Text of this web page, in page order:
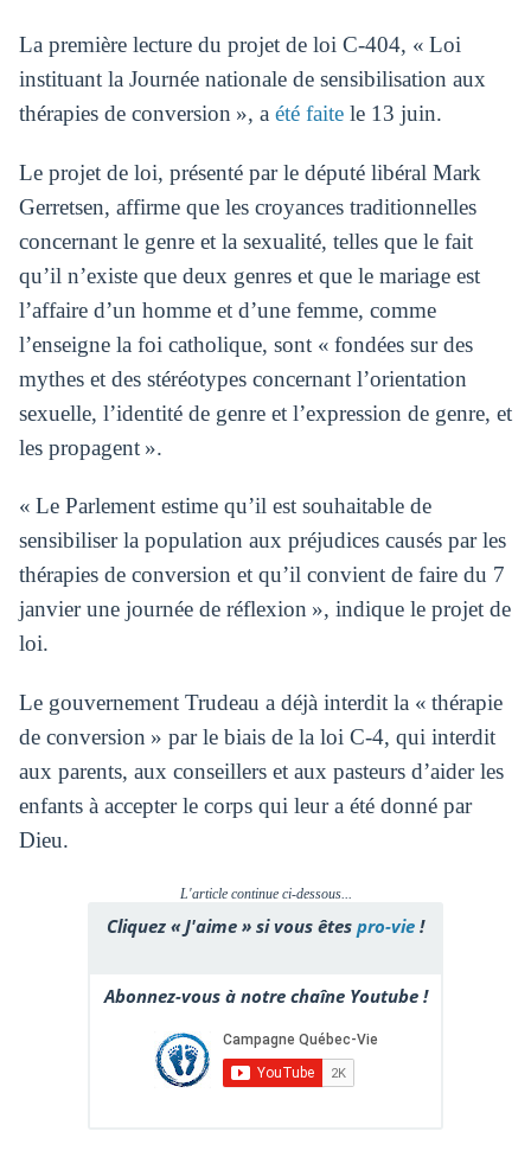
La première lecture du projet de loi C-404, « Loi
instituant la Journée nationale de sensibilisation aux
thérapies de conversion », a été faitele 13 juin.
Le projet de loi, présenté par le député libéral Mark
Gerretsen, affirme que les croyances traditionnelles
concernant le genre et la sexualité, telles que le fait
qu’il n’existe que deux genres et que le mariage est
l’affaire d’un homme et d’une femme, comme
l’enseigne la foi catholique, sont « fondées sur des
mythes et des stéréotypes concernant l’orientation
sexuelle, l’identité de genre et l’expression de genre, et
les propagent ».
« Le Parlement estime qu’il est souhaitable de
sensibiliser la population aux préjudices causés par les
thérapies de conversion et qu’il convient de faire du 7
janvier une journée de réflexion », indique le projet de
loi.
Le gouvernement Trudeau a déjà interdit la « thérapie
de conversion » par le biais de la loi C-4, qui interdit
aux parents, aux conseillers et aux pasteurs d’aider les
enfants à accepter le corps qui leur a été donné par
Dieu.
L'article continue ci-dessous...
Cliquez « J'aime » si vous êtes pro-vie !
Abonnez-vous à notre chaîne Youtube !